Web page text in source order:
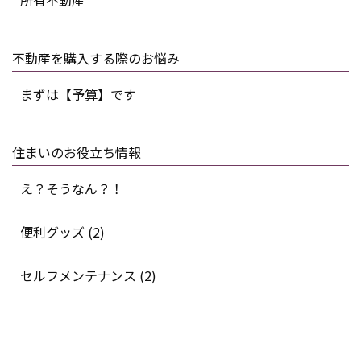
不動産を購入する際のお悩み
まずは【予算】です
住まいのお役立ち情報
え？そうなん？！
便利グッズ (2)
セルフメンテナンス (2)